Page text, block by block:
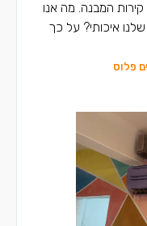
קירות המבנה. מה אנו
איכותי? על כך
פלוס